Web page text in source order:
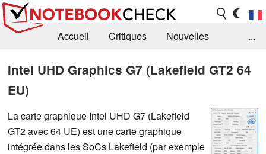
Accueil Critiques
Nouvelles
Recherche
...
Intel UHD Graphics G7 (Lakefield GT2 64
EU)
La carte graphique Intel UHD G7 (Lakefield
GT2 avec 64 UE) est une carte graphique
intégrée dans les SoCs Lakefield (par exemple